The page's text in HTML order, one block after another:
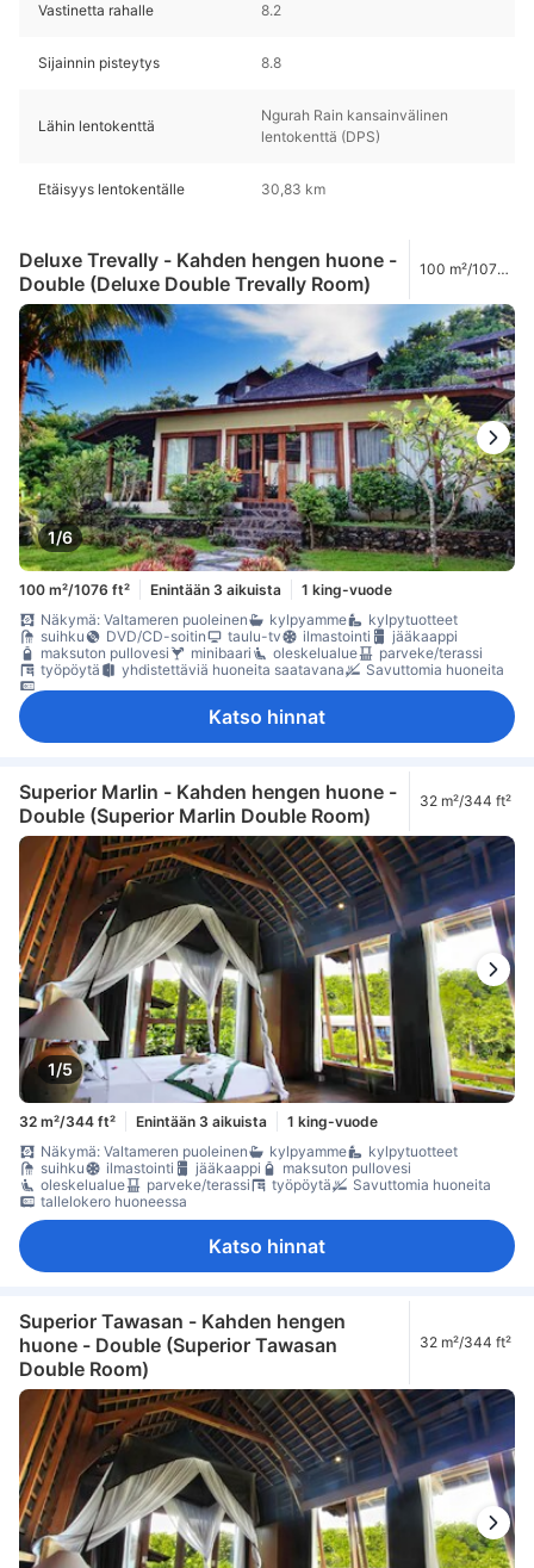
Vastinetta rahalle 8.2
Sijainnin pisteytys 8.8
Lähin lentokenttä
Ngurah Rain kansainvälinen
lentokenttä (DPS)
Etäisyys lentokentälle 30,83 km
Deluxe Trevally - Kahden hengen huone -
Double (Deluxe Double Trevally Room)
100 m²/1076
1/6
100 m²/1076 ft² Enintään 3 aikuista
1 king-vuode
Näkymä: Valtameren puoleinen
kylpyamme
kylpytuotteet
suihku
DVD/CD-soitin taulu-tv ilmastointi
jääkaappi
maksuton pullovesi
minibaari oleskelualue
parveke/terassi
työpöytä
yhdistettäviä huoneita saatavana
Savuttomia huoneita
tallelokero huoneessa
Katso hinnat
Superior Marlin - Kahden hengen huone -
Double (Superior Marlin Double Room)
32 m²/344 ft²
1/5
32 m²/344 ft² Enintään 3 aikuista
1 king-vuode
Näkymä: Valtameren puoleinen
kylpyamme
kylpytuotteet
suihku
ilmastointi jääkaappi
maksuton pullovesi
oleskelualue
parveke/terassi työpöytä
Savuttomia huoneita
tallelokero huoneessa
Katso hinnat
Superior Tawasan - Kahden hengen
huone - Double (Superior Tawasan
Double Room)
32 m²/344 ft²